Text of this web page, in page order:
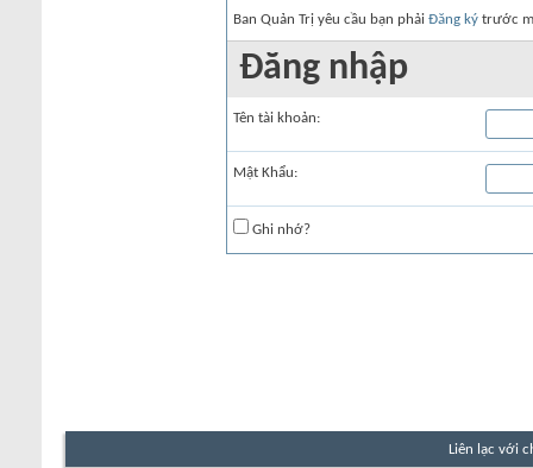
Ban Quản Trị yêu cầu bạn phải Đăng ký trước
Đăng nhập
Tên tài khoản:
Mật Khẩu:
Ghi nhớ?
Liên lạc với